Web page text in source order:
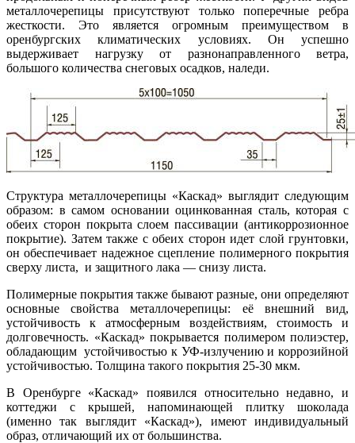
металлочерепицы присутствуют только поперечные ребра
жесткости. Это является огромным преимуществом в
оренбургских климатических условиях. Он успешно
выдерживает нагрузку от разнонаправленного ветра,
большого количества снеговых осадков, наледи.
Структура металлочерепицы «Каскад» выглядит следующим
образом: в самом основании оцинкованная сталь, которая с
обеих сторон покрыта слоем пассивации (антикоррозионное
покрытие). Затем также с обеих сторон идет слой грунтовки,
он обеспечивает надежное сцепление полимерного покрытия
сверху листа, и защитного лака — снизу листа.
Полимерные покрытия также бывают разные, они определяют
основные свойства металлочерепицы: её внешний вид,
устойчивость к атмосферным воздействиям, стоимость и
долговечность. «Каскад» покрывается полимером полиэстер,
обладающим устойчивостью к УФ-излучению и коррозийной
устойчивостью. Толщина такого покрытия 25-30 мкм.
В Оренбурге «Каскад» появился относительно недавно, и
коттеджи с крышей, напоминающей плитку шоколада
(именно так выглядит «Каскад»), имеют индивидуальный
образ, отличающий их от большинства.